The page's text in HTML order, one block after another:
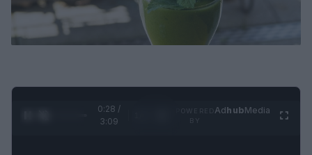
0:29 /
3:09
AdhubMedia